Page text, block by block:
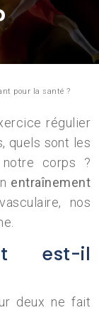
pour la santé ?
régulier
quels sont les
corps ?
entraînement
nos
est-il
deux ne fait